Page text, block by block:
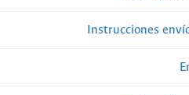
Instrucciones